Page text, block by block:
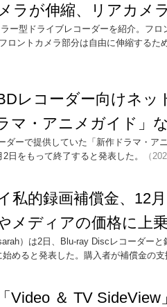
ラが伸縮、リアカメ
ー型ドライブレコーダーを紹介。フ
ロントカメラ部分は自由に伸縮するた
レコーダー向けネ
マ・アニメガイド」
ダーで提供していた「新作ドラマ・ア
日をもって終了すると発表した。
（
私的録画補償金、12
メディアの価格に上
）は2日、Blu-ray Discレコーダー
めると発表した。購入者が補償金の
Video ＆ TV